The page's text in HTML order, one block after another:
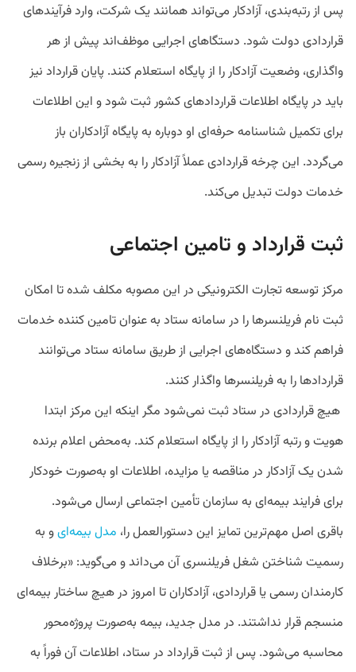
پس از رتبه‌بندی، آزادکار می‌تواند همانند یک شرکت، وارد فرآیندهای
قراردادی دولت شود. دستگاهای اجرایی موظف‌اند پیش از هر
واگذاری، وضعیت آزادکار را از پایگاه استعلام کنند. پایان قرارداد نیز
باید در پایگاه اطلاعات قراردادهای کشور ثبت شود و این اطلاعات
برای تکمیل شناسنامه حرفه‌ای او دوباره به پایگاه آزادکاران باز
می‌گردد. این چرخه قراردادی عملاً آزادکار را به بخشی از زنجیره رسمی
خدمات دولت تبدیل می‌کند.
ثبت قرارداد و تامین اجتماعی
مرکز توسعه تجارت الکترونیکی در این مصوبه مکلف شده تا امکان
ثبت نام فریلنسرها را در سامانه ستاد به عنوان تامین کننده خدمات
فراهم کند و دستگاه‌های اجرایی از طریق سامانه ستاد می‌توانند
قراردادها را به فریلنسرها واگذار کنند.
هیچ قراردادی در ستاد ثبت نمی‌شود مگر اینکه این مرکز ابتدا
هویت و رتبه آزادکار را از پایگاه استعلام کند. به‌محض اعلام برنده
شدن یک آزادکار در مناقصه یا مزایده، اطلاعات او به‌صورت خودکار
برای فرایند بیمه‌ای به سازمان تأمین اجتماعی ارسال می‌شود.
باقری اصل مهم‌ترین تمایز این دستورالعمل را، مدل بیمه‌ایو به
رسمیت شناختن شغل فریلنسری آن می‌داند و می‌گوید: «برخلاف
کارمندان رسمی یا قراردادی، آزادکاران تا امروز در هیچ ساختار بیمه‌ای
منسجم قرار نداشتند. در مدل جدید، بیمه به‌صورت پروژه‌محور
محاسبه می‌شود. پس از ثبت قرارداد در ستاد، اطلاعات آن فوراً به